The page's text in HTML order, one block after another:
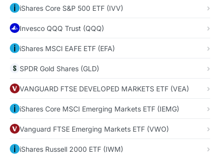
iShares Core S&P 500 ETF (IVV)
Invesco QQQ Trust (QQQ)
iShares MSCI EAFE ETF (EFA)
SPDR Gold Shares (GLD)
VANGUARD FTSE DEVELOPED MARKETS ETF (VEA)
iShares Core MSCI Emerging Markets ETF (IEMG)
Vanguard FTSE Emerging Markets ETF (VWO)
iShares Russell 2000 ETF (IWM)